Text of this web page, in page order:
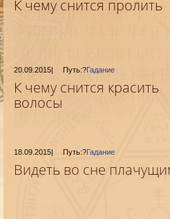
К чему снится пролить
20.09.2015| Путь:?Гадание
К чему снится красить
волосы
18.09.2015| Путь:?Гадание
Видеть во сне